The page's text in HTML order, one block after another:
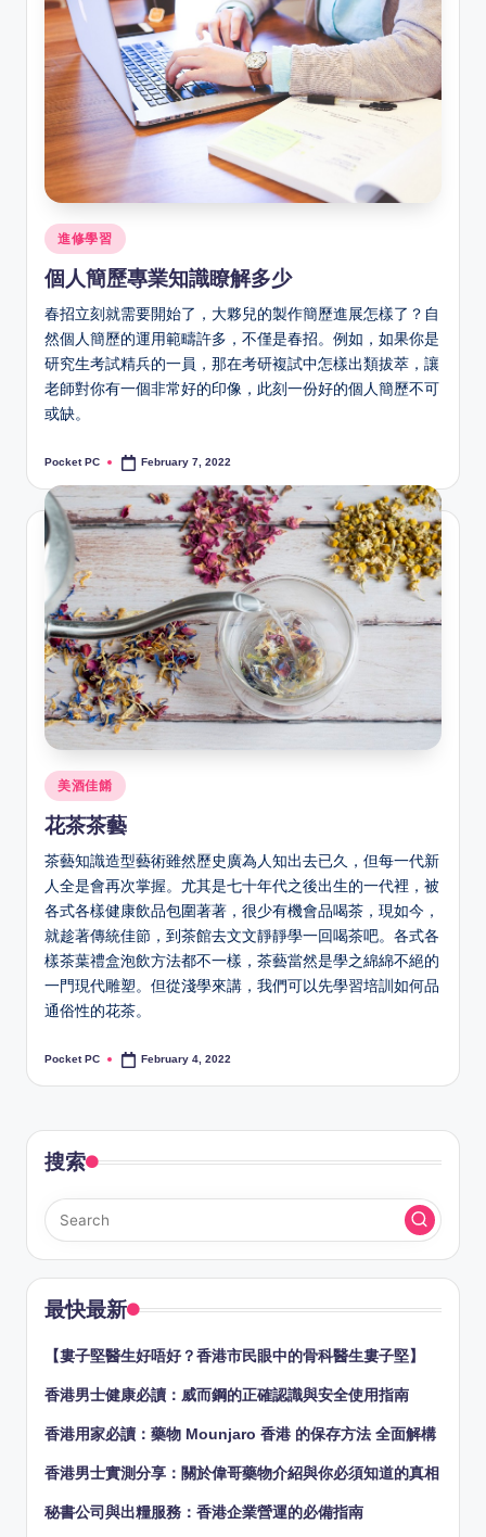
Posted
in
進修學習
個人簡歷專業知識瞭解多少
春招立刻就需要開始了，大夥兒的製作簡歷進展怎樣了？自
然個人簡歷的運用範疇許多，不僅是春招。例如，如果你是
研究生考試精兵的一員，那在考研複試中怎樣出類拔萃，讓
老師對你有一個非常好的印像，此刻一份好的個人簡歷不可
或缺。
Posted
Pocket PC February 7, 2022
Posted
in
美酒佳餚
花茶茶藝
茶藝知識造型藝術雖然歷史廣為人知出去已久，但每一代新
人全是會再次掌握。尤其是七十年代之後出生的一代裡，被
各式各樣健康飲品包圍著著，很少有機會品喝茶，現如今，
就趁著傳統佳節，到茶館去文文靜靜學一回喝茶吧。各式各
樣茶葉禮盒泡飲方法都不一樣，茶藝當然是學之綿綿不絕的
一門現代雕塑。但從淺學來講，我們可以先學習培訓如何品
通俗性的花茶。
Posted
Pocket PC February 4, 2022
搜索
最快最新
【婁子堅醫生好唔好？香港市民眼中的骨科醫生婁子堅】
香港男士健康必讀：威而鋼的正確認識與安全使用指南
香港用家必讀：藥物 Mounjaro 香港 的保存方法 全面解構
香港男士實測分享：關於偉哥藥物介紹與你必須知道的真相
秘書公司與出糧服務：香港企業營運的必備指南